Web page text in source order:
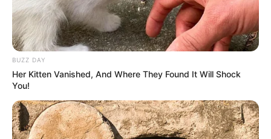
BUZZ DAY
Her Kitten Vanished, And Where They Found It Will Shock
You!